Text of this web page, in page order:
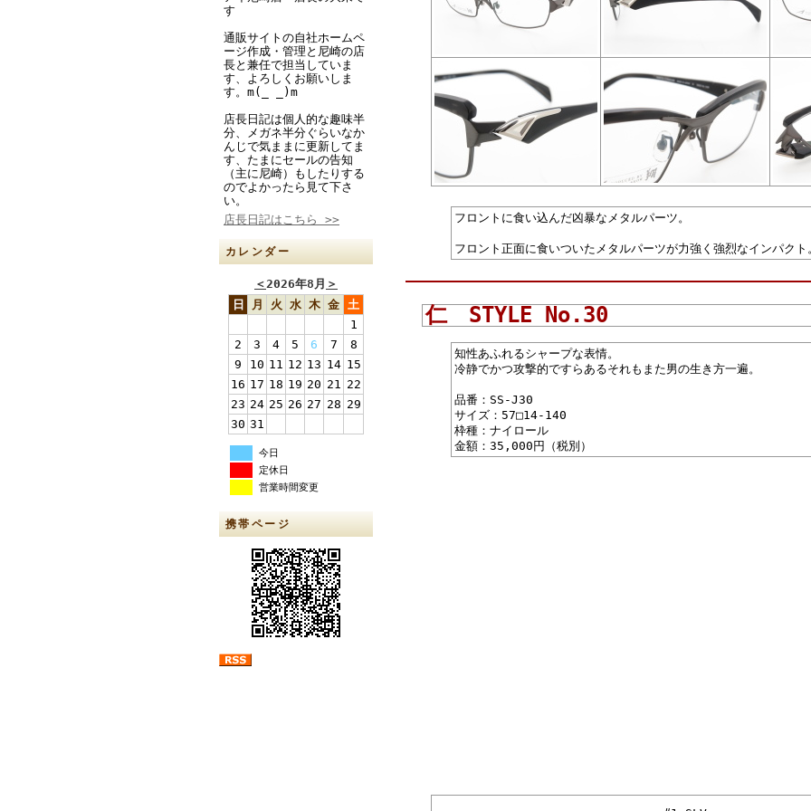
す
通販サイトの自社ホームペ
ージ作成・管理と尼崎の店
長と兼任で担当していま
す、よろしくお願いしま
す。m(_ _)m
店長日記は個人的な趣味半
分、メガネ半分ぐらいなか
んじで気ままに更新してま
す、たまにセールの告知
（主に尼崎）もしたりする
のでよかったら見て下さ
い。
店長日記はこちら >>
カレンダー
＜2026年8月 ＞
日
月 火 水 木 金 土
1
2
3 4 5 6 7
8
9
10 11 12 13 14 15
16 17 18 19 20 21 22
23 24 25 26 27 28 29
30 31
今日
定休日
営業時間変更
携帯ページ
フロントに食い込んだ凶暴なメタルパーツ。
フロント正面に食いついたメタルパーツが力強く強烈なインパクト
仁 STYLE No.30
知性あふれるシャープな表情。
冷静でかつ攻撃的ですらあるそれもまた男の生き方一遍。
品番：SS-J30
サイズ：57□14-140
枠種：ナイロール
金額：35,000円（税別）